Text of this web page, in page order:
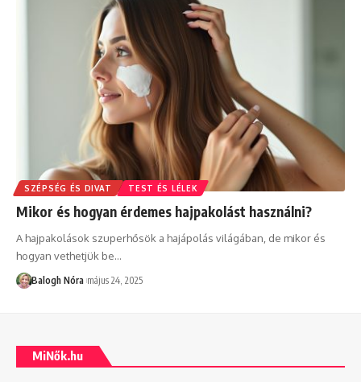
SZÉPSÉG ÉS DIVAT TEST ÉS LÉLEK
Mikor és hogyan érdemes hajpakolást használni?
A hajpakolások szuperhősök a hajápolás világában, de mikor és
hogyan vethetjük be…
Balogh Nóra május 24, 2025
MiNők.hu